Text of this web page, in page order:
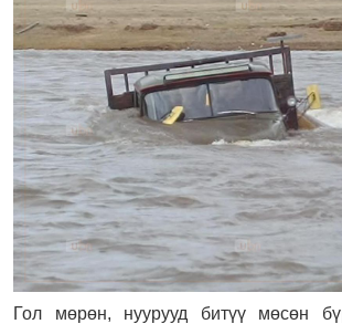
Гол мөрөн, нуурууд битүү мөсөн